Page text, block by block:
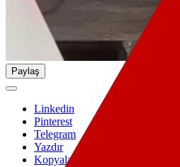
Paylaş
Linkedin
Pinterest
Telegram
Yazdır
Kopyala